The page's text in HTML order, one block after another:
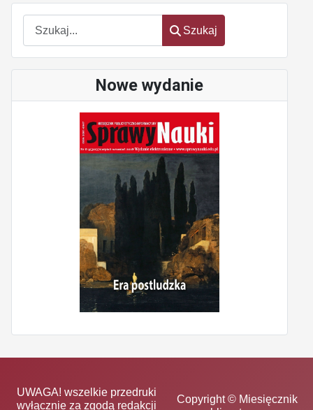
Szukaj
Szukaj
Nowe wydanie
UWAGA! wszelkie przedruki
wyłącznie za zgodą redakcji
Copyright © Miesięcznik